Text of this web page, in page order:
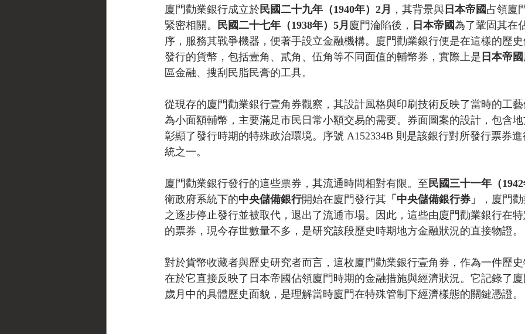
廈門勸業銀行成立於民國二十九年（1940年）2月 ，其背景與 日本帝國 占領廈
緊密相關。
民國二十七年（1938年）5月 廈門淪陷後， 日本帝國為了鞏固其在
序，服務其戰爭機器，便著手設立金融機構。廈門勸業銀行便是在這樣的歷
發行的貨幣，包括壹角、貳角、伍角等不同面值的輔幣券，實際上是 日本帝國
區金融、搜刮民脂民膏的工具。
從現存的廈門勸業銀行壹角券觀察，其設計風格與印刷技術反映了當時的工
為小面額輔幣，主要滿足市民日常小額交易的需要。券面圖案的設計，包含
彰顯了發行時期的特殊政治環境。序號 A152334B 則是該銀行對所發行票券
統之一。
廈門勸業銀行發行的這些票券，其流通時間相對有限。至 民國三十一年（
衛政府系統下的中央儲備銀行開始在廈門發行其 「中央儲備銀行券」
，廈門
之逐步停止發行並被取代，退出了流通市場。因此，這些由廈門勸業銀行在
的票券，現今存世數量不多，是研究該段歷史時期地方金融狀況的直接物證。
對於貨幣收藏者與歷史研究者而言，這枚廈門勸業銀行壹角券，作為一件歷
在於它直接反映了日本帝國佔領廈門時期的金融措施與經濟狀況。它記錄了
歲月中的具體歷史面貌，是理解當時廈門在特殊管制下經濟樣態的關鍵憑證。